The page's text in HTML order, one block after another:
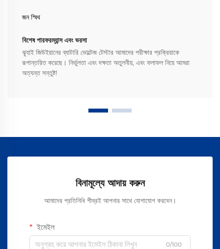
জন স্মিথ
বিশেষ পারফরম্যান্স এবং ভরসা
ঝুহাই জিউইয়ানের ব্যাটারি ভোল্টেজ টেস্টার আমাদের পরীক্ষার প্রক্রিয়াকে
রূপান্তরিত করেছে। নির্ভুলতা এবং দক্ষতা অতুলনীয়, এবং ফলাফল নিয়ে আমরা
অত্যন্ত সন্তুষ্ট!
বিনামূল্যে আদায় করুন
আমাদের প্রতিনিধি শীঘ্রই আপনার সাথে যোগাযোগ করবেন।
ইমেইল
0/100